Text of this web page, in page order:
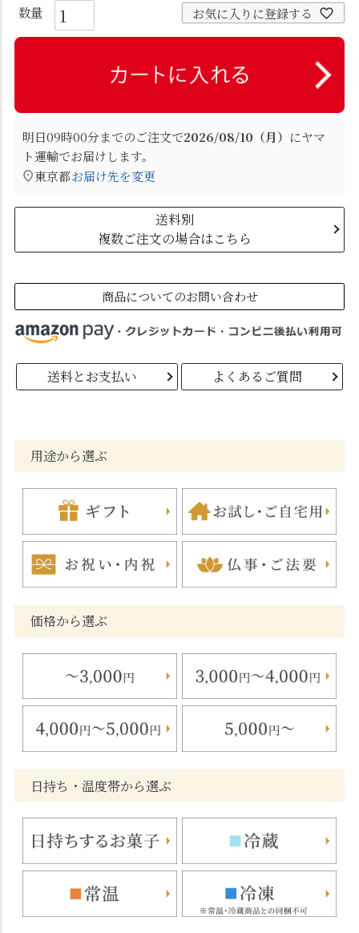
お気に入りに登録する
明日09時00分までのご注文で2026/08/10（月） にヤマ
ト運輸でお届けします。
東京都お届け先を変更
送料別
複数ご注文の場合はこちら
商品についてのお問い合わせ
送料とお支払い よくあるご質問
用途から選ぶ
価格から選ぶ
日持ち・温度帯から選ぶ